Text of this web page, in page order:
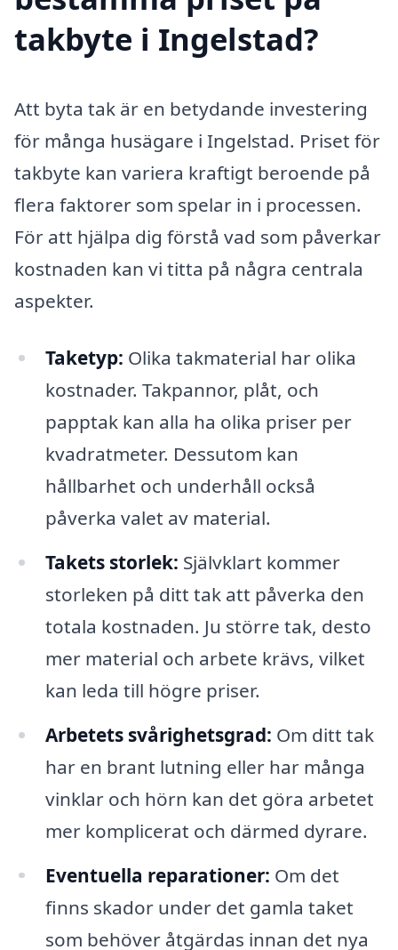
takbyte i Ingelstad?
Att byta tak är en betydande investering
för många husägare i Ingelstad. Priset för
takbyte kan variera kraftigt beroende på
flera faktorer som spelar in i processen.
För att hjälpa dig förstå vad som påverkar
kostnaden kan vi titta på några centrala
aspekter.
Taketyp: Olika takmaterial har olika
kostnader. Takpannor, plåt, och
papptak kan alla ha olika priser per
kvadratmeter. Dessutom kan
hållbarhet och underhåll också
påverka valet av material.
Takets storlek: Självklart kommer
storleken på ditt tak att påverka den
totala kostnaden. Ju större tak, desto
mer material och arbete krävs, vilket
kan leda till högre priser.
Arbetets svårighetsgrad: Om ditt tak
har en brant lutning eller har många
vinklar och hörn kan det göra arbetet
mer komplicerat och därmed dyrare.
Eventuella reparationer: Om det
finns skador under det gamla taket
som behöver åtgärdas innan det nya